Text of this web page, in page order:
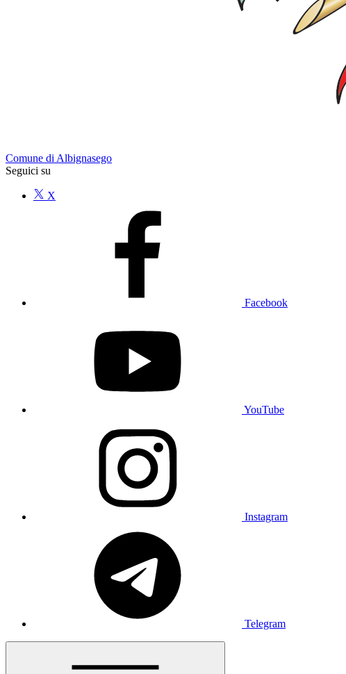
Comune di Albignasego
Seguici su
X
Facebook
YouTube
Instagram
Telegram